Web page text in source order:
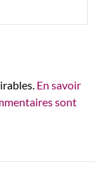
En savoir
sont